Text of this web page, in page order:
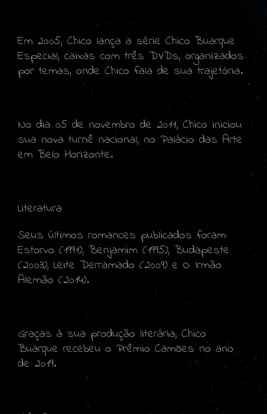
Em 2005, Chico lança a série Chico Buarque
Especial, caixas com três DVDs, organizados
por temas, onde Chico fala de sua trajetória.
No dia 05 de novembro de 2011, Chico iniciou
sua nova turnê nacional, no Palácio das Arte
em Belo Horizonte.
Literatura
Seus últimos romances publicados foram:
Estorvo (1991), Benjamim (1995), Budapeste
(2003), Leite Derramado (2009) e O Irmão
Alemão (2014).
Graças à sua produção literária, Chico
Buarque recebeu o Prêmio Camões no ano
de 2019.